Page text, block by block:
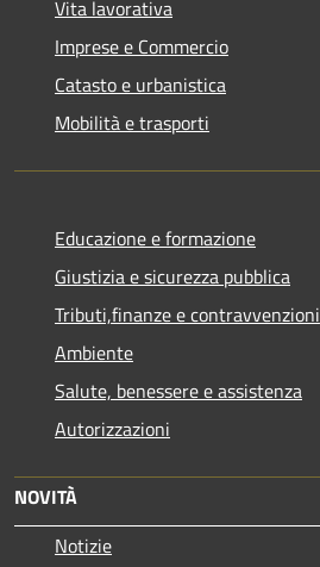
Vita lavorativa
Imprese e Commercio
Catasto e urbanistica
Mobilità e trasporti
Educazione e formazione
Giustizia e sicurezza pubblica
Tributi,finanze e contravvenzioni
Ambiente
Salute, benessere e assistenza
Autorizzazioni
NOVITÀ
Notizie